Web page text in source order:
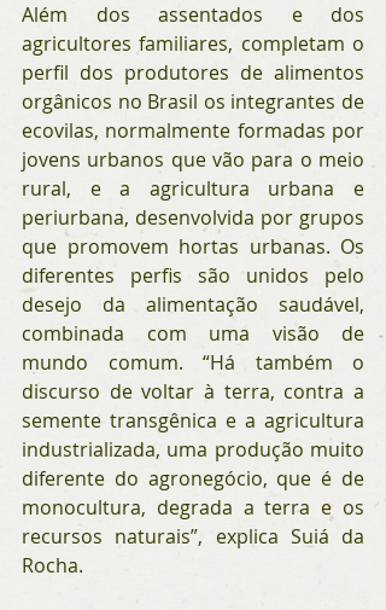
Além dos assentados e dos
agricultores familiares, completam o
perfil dos produtores de alimentos
orgânicos no Brasil os integrantes de
ecovilas, normalmente formadas por
jovens urbanos que vão para o meio
rural, e a agricultura urbana e
periurbana, desenvolvida por grupos
que promovem hortas urbanas. Os
diferentes perfis são unidos pelo
desejo da alimentação saudável,
combinada com uma visão de
mundo comum. “Há também o
discurso de voltar à terra, contra a
semente transgênica e a agricultura
industrializada, uma produção muito
diferente do agronegócio, que é de
monocultura, degrada a terra e os
recursos naturais”, explica Suiá da
Rocha.